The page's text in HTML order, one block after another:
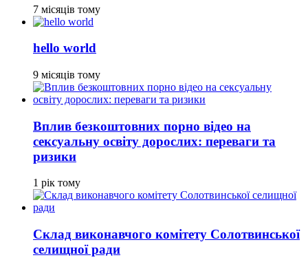
7 місяців тому
hello world
9 місяців тому
Вплив безкоштовних порно відео на
сексуальну освіту дорослих: переваги та
ризики
1 рік тому
Склад виконавчого комітету Солотвинської
селищної ради